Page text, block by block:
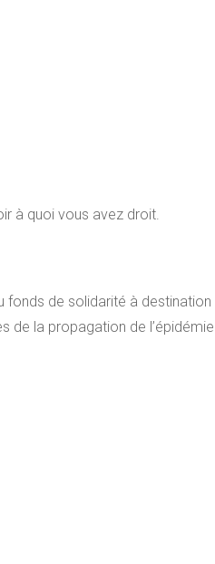
à quoi vous avez droit.
de solidarité à
de la propagation de